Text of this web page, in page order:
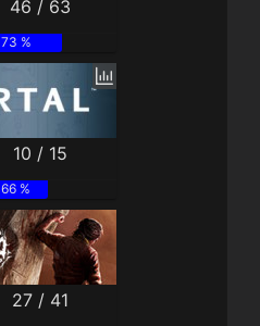
46 / 63
73 %
10 / 15
66 %
27 / 41